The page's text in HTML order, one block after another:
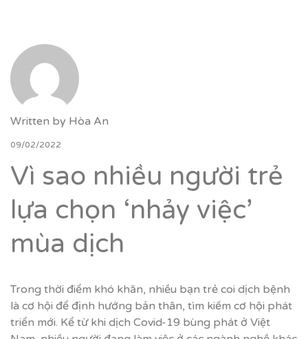
Written by Hòa An
09/02/2022
Vì sao nhiều người trẻ
lựa chọn ‘nhảy việc’
mùa dịch
Trong thời điểm khó khăn, nhiều bạn trẻ coi dịch bệnh
là cơ hội để định hướng bản thân, tìm kiếm cơ hội phát
triển mới. Kể từ khi dịch Covid-19 bùng phát ở Việt